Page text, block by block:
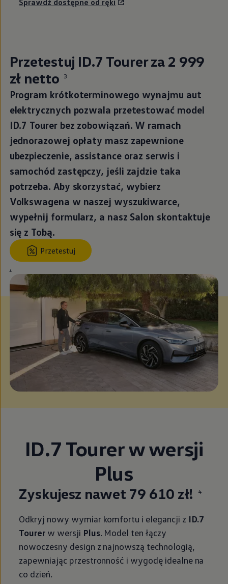
Sprawdź dostępne od ręki
Przetestuj ID.7 Tourer za 2 999
zł netto
3
Cena w leasingu:
Program krótkoterminowego wynajmu aut
elektrycznych pozwala przetestować model
ID.7 Tourer bez zobowiązań. W ramach
jednorazowej opłaty masz zapewnione
ubezpieczenie, assistance oraz serwis i
samochód zastępczy, jeśli zajdzie taka
potrzeba. Aby skorzystać, wybierz
Volkswagena w naszej wyszukiwarce,
wypełnij formularz, a nasz Salon skontaktuje
się z Tobą.
Przetestuj
.
ID.7 Tourer w wersji
Plus
Zyskujesz nawet 79 610 zł! 4
Odkryj nowy wymiar komfortu i elegancji z ID.7
Tourer w wersji Plus. Model ten łączy
nowoczesny design z najnowszą technologią,
zapewniając przestronność i wygodę idealne na
co dzień.